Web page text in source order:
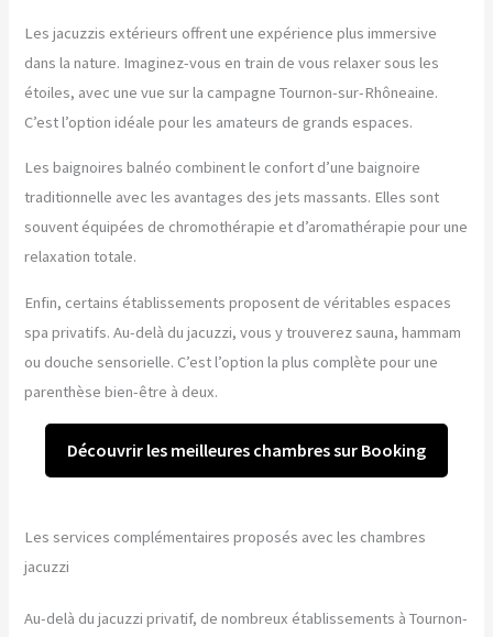
Les jacuzzis extérieurs offrent une expérience plus immersive
dans la nature. Imaginez-vous en train de vous relaxer sous les
étoiles, avec une vue sur la campagne Tournon-sur-Rhôneaine.
C’est l’option idéale pour les amateurs de grands espaces.
Les baignoires balnéo combinent le confort d’une baignoire
traditionnelle avec les avantages des jets massants. Elles sont
souvent équipées de chromothérapie et d’aromathérapie pour une
relaxation totale.
Enfin, certains établissements proposent de véritables espaces
spa privatifs. Au-delà du jacuzzi, vous y trouverez sauna, hammam
ou douche sensorielle. C’est l’option la plus complète pour une
parenthèse bien-être à deux.
Découvrir les meilleures chambres sur Booking
Les services complémentaires proposés avec les chambres
jacuzzi
Au-delà du jacuzzi privatif, de nombreux établissements à Tournon-